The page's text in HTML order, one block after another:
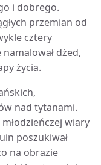
i dobrego.
przemian od
cztery
dżed,
życia.
nad tytanami.
wiary
poszukiwał
na obrazie